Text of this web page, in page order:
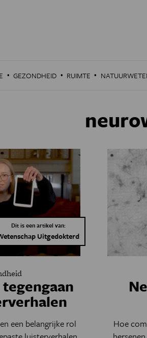
· GEZONDHEID · RUIMTE ·
Dit is een artikel van:
Uitgedokterd
een belangrijke rol
Hoe